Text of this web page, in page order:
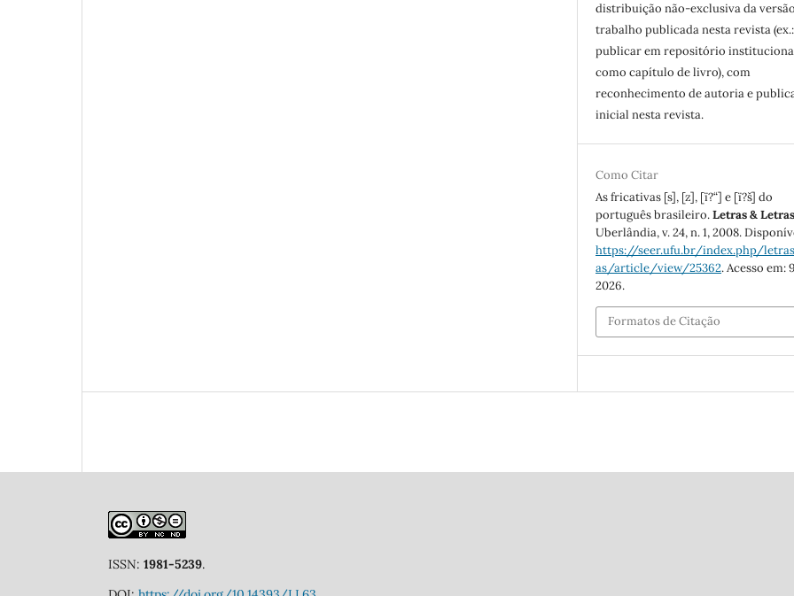
distribuição não-exclusiva da
trabalho publicada nesta revista (ex.:
publicar em repositório
como capítulo de livro), com
reconhecimento de autoria e
inicial nesta revista.
Como Citar
As fricativas [s], [z], [ï?“] e [ï?š] do
português brasileiro.Letras & Letras
Uberlândia, v. 24, n. 1, 2008.
https://seer.ufu.br/index.php/
as/article/view/25362. Acesso em:
2026.
Formatos de Citação
ISSN: 1981-5239.